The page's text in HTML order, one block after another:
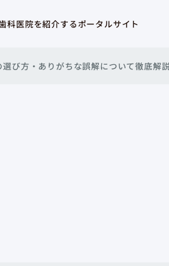
科医院を紹介するポータルサイト
び方・ありがちな誤解について徹底解